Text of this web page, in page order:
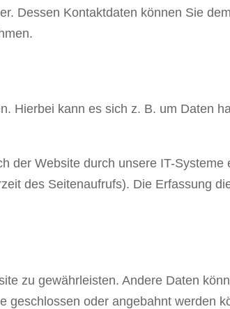
Dessen Kontaktdaten können Sie
Hierbei kann es sich z. B. um Daten
der Website durch unsere IT-Systeme
des Seitenaufrufs). Die Erfassung
zu gewährleisten. Andere Daten
geschlossen oder angebahnt werden